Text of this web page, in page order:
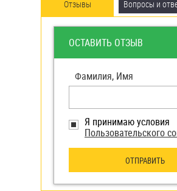
Пробки
Саморезы и шурупы
Стопорные кольца
Такелаж
Хомуты
Шайбы
Отзывы Вопросы и
ОСТАВИТЬ ОТЗЫВ
Фамилия, Имя
Я принимаю условия
Пользовательского
ОТПРАВИТЬ